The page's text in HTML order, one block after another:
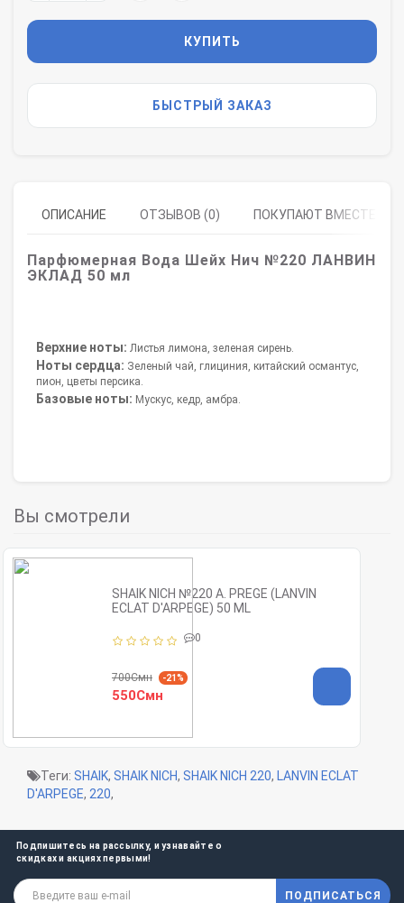
КУПИТЬ
БЫСТРЫЙ ЗАКАЗ
ОПИСАНИЕ ОТЗЫВОВ (0) ПОКУПАЮТ ВМЕСТЕ
Парфюмерная Вода Шейх Нич №220 ЛАНВИН
ЭКЛАД 50 мл
Верхние ноты: Листья лимона, зеленая сирень.
Ноты сердца: Зеленый чай, глициния, китайский османтус,
пион, цветы персика.
Базовые ноты: Мускус, кедр, амбра.
Вы смотрели
SHAIK NICH №220 A. PREGE (LANVIN
ECLAT D'ARPEGE) 50 ML
0
700Смн -21%
550Смн
Теги: SHAIK, SHAIK NICH, SHAIK NICH 220, LANVIN ECLAT
D'ARPEGE, 220,
Подпишитесь на рассылку, и узнавайте о
скидках и акциях первыми!
ПОДПИСАТЬСЯ